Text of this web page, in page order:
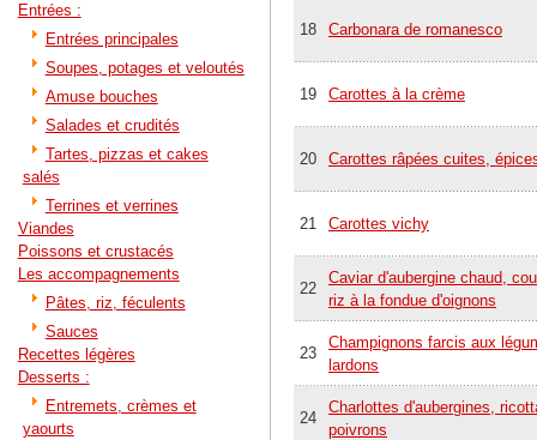
18 Carbonara de romanesco
19 Carottes à la crème
20 Carottes râpées cuites,
21 Carottes vichy
22
Caviar d'aubergine chaud,
riz à la fondue d'oignons
23
Champignons farcis aux
lardons
24
Charlottes d'aubergines,
poivrons
Entrées :
Entrées principales
Soupes, potages et veloutés
Amuse bouches
Salades et crudités
Tartes, pizzas et cakes
salés
Terrines et verrines
Viandes
Poissons et crustacés
Les accompagnements
Pâtes, riz, féculents
Sauces
Recettes légères
Desserts :
Entremets, crèmes et
yaourts